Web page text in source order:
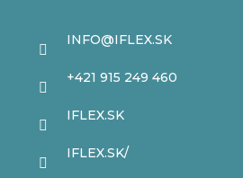
INFO@IFLEX.SK
+421 915 249 460
IFLEX.SK
IFLEX.SK/